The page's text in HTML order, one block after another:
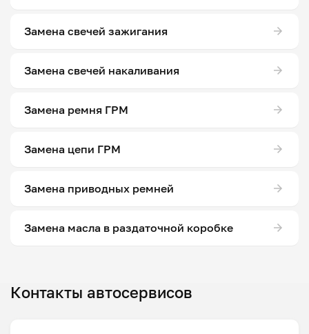
Замена свечей зажигания
Замена свечей накаливания
Замена ремня ГРМ
Замена цепи ГРМ
Замена приводных ремней
Замена масла в раздаточной коробке
Контакты автосервисов